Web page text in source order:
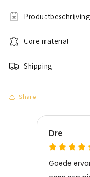
Productbeschrijving
Core material
Shipping
Share